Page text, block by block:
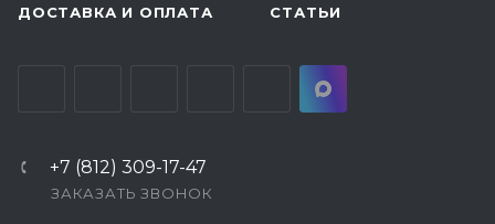
ДОСТАВКА И ОПЛАТА СТАТЬИ
+7 (812) 309-17-47
ЗАКАЗАТЬ ЗВОНОК